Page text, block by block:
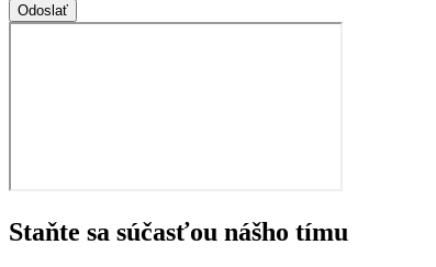
Odoslať
Staňte sa súčasťou nášho tímu